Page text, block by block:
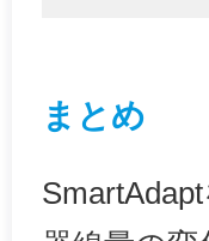
まとめ